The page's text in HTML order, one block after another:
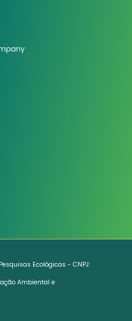
Ecológicas - CNPJ:
Ambiental e